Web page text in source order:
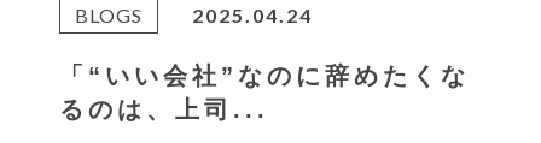
BLOGS 2025.04.24
「“いい会社”なのに辞めたくな
るのは、上司...